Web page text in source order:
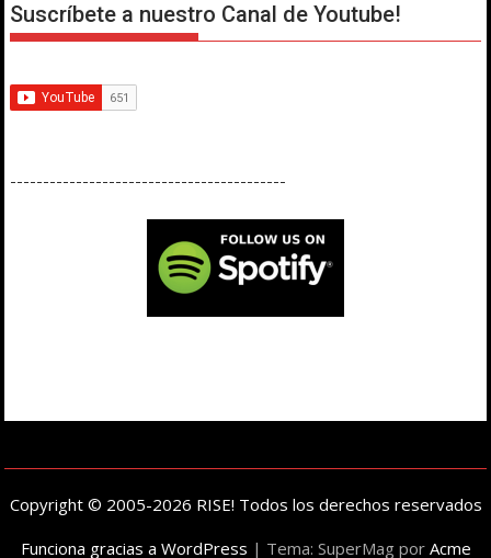
Suscríbete a nuestro Canal de Youtube!
------------------------------------------
Copyright © 2005-2026 RISE! Todos los derechos reservados
Funciona gracias a WordPress | Tema: SuperMag por Acme